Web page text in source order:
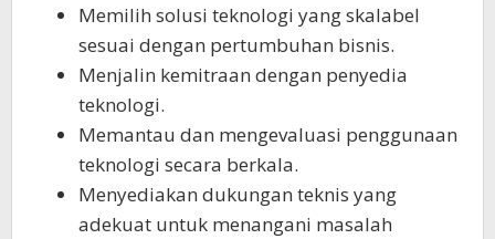
Memilih solusi teknologi yang skalabel
sesuai dengan pertumbuhan bisnis.
Menjalin kemitraan dengan penyedia
teknologi.
Memantau dan mengevaluasi penggunaan
teknologi secara berkala.
Menyediakan dukungan teknis yang
adekuat untuk menangani masalah